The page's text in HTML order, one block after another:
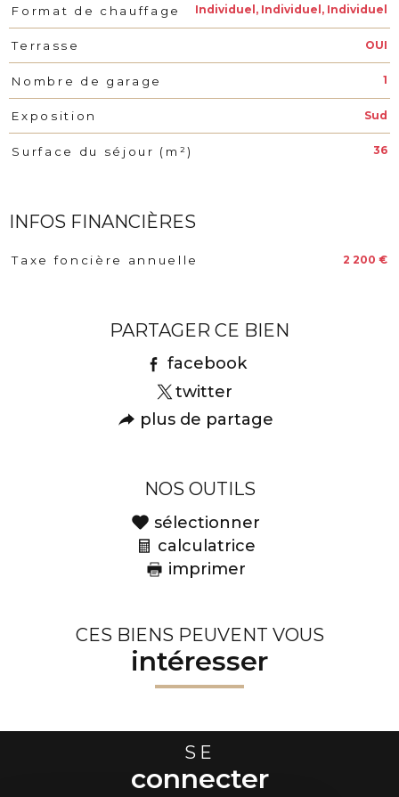
Format de chauffage Individuel, Individuel, Individuel
Terrasse OUI
Nombre de garage 1
Exposition Sud
Surface du séjour (m²) 36
INFOS FINANCIÈRES
Caractéristiques Valeurs
Taxe foncière annuelle 2 200 €
PARTAGER CE BIEN
facebook
twitter
plus de partage
NOS OUTILS
sélectionner
calculatrice
imprimer
CES BIENS PEUVENT VOUS
intéresser
SE
connecter